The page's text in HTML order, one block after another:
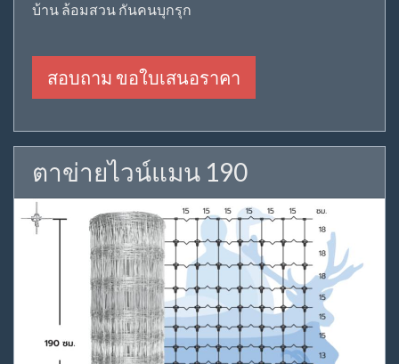
บ้าน ล้อมสวน กันคนบุกรุก
สอบถาม ขอใบเสนอราคา
ตาข่ายไวน์แมน 190